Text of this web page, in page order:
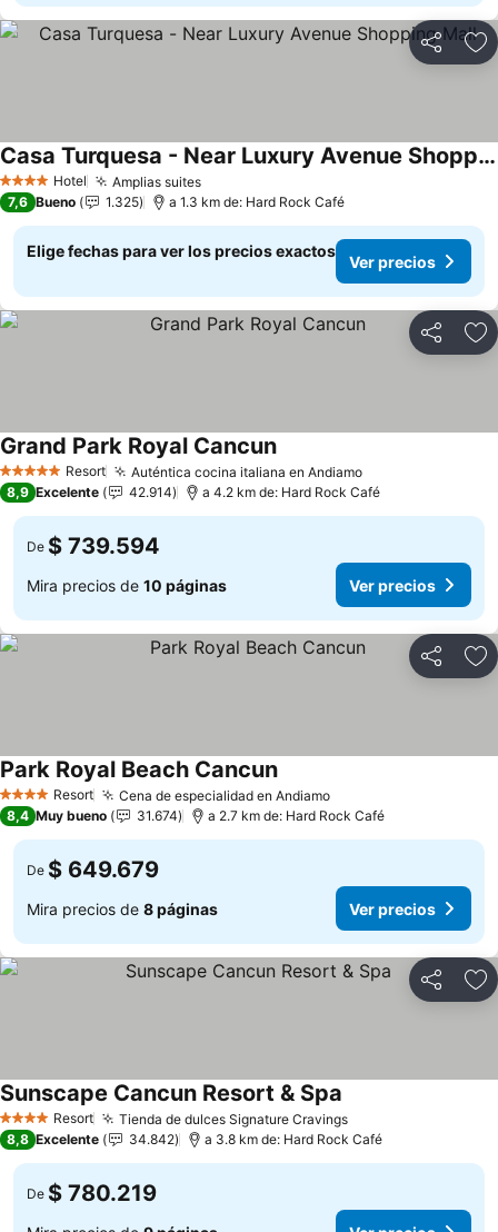
Compartir
4 EstrellasHotel Amplias suitesVer precios
Casa Turquesa - Near Luxury Avenue Shopping Mall
Ver precios
7,6 Bueno 1.325 a 1.3 km de: Hard Rock Café
Elige fechas para ver los precios exactos
Ver precios
Compartir
5 Estrellas Resort Auténtica cocina italiana en AndiamoVer precios
Grand Park Royal CancunVer precios
8,9 Excelente 42.914 a 4.2 km de: Hard Rock Café
De $ 739.594
Mira precios de 10 páginas Ver precios
Compartir
4 EstrellasResort Cena de especialidad en AndiamoVer precios
Park Royal Beach CancunVer precios
8,4 Muy bueno 31.674 a 2.7 km de: Hard Rock Café
De $ 649.679
Mira precios de 8 páginas Ver precios
Compartir
4 EstrellasResort Tienda de dulces Signature CravingsVer precios
Sunscape Cancun Resort & Spa
8,8 Excelente 34.842 a 3.8 km de: Hard Rock Café
De $ 780.219